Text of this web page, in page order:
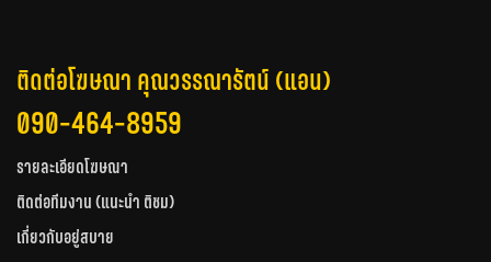
ติดต่อโฆษณา คุณวรรณารัตน์ (แอน)
090-464-8959
รายละเอียดโฆษณา
ติดต่อทีมงาน (แนะนำ ติชม)
เกี่ยวกับอยู่สบาย